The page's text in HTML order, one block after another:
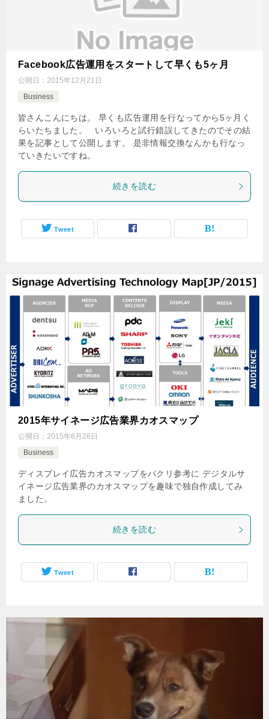
Facebook広告運用をスタートして早くも5ヶ月
公開日： 2015年12月21日
Business
皆さんこんにちは。 早くも広告運用を行なってから5ヶ月く
らいたちました。 いろいろと試行錯誤してきたのでその結
果を記事として公開します。 是非情報交換なんかも行なっ
ていきたいですね。
続きを読む
Tweet
2015年サイネージ広告業界カオスマップ
公開日： 2015年6月26日
Business
ディスプレイ広告カオスマップをパクリ参考に デジタルサ
イネージ広告業界のカオスマップを趣味で独自作成してみ
ました。
続きを読む
Tweet